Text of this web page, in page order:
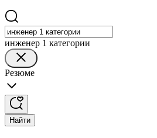
инженер 1 категории
Резюме
Найти